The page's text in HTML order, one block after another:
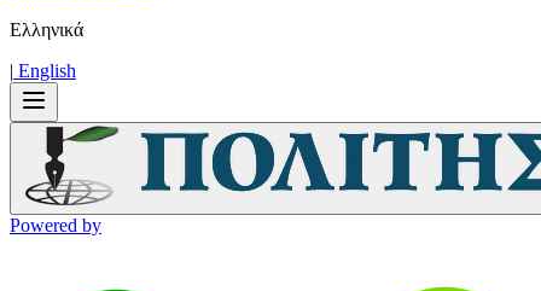
Ελληνικά
| Εnglish
Powered by